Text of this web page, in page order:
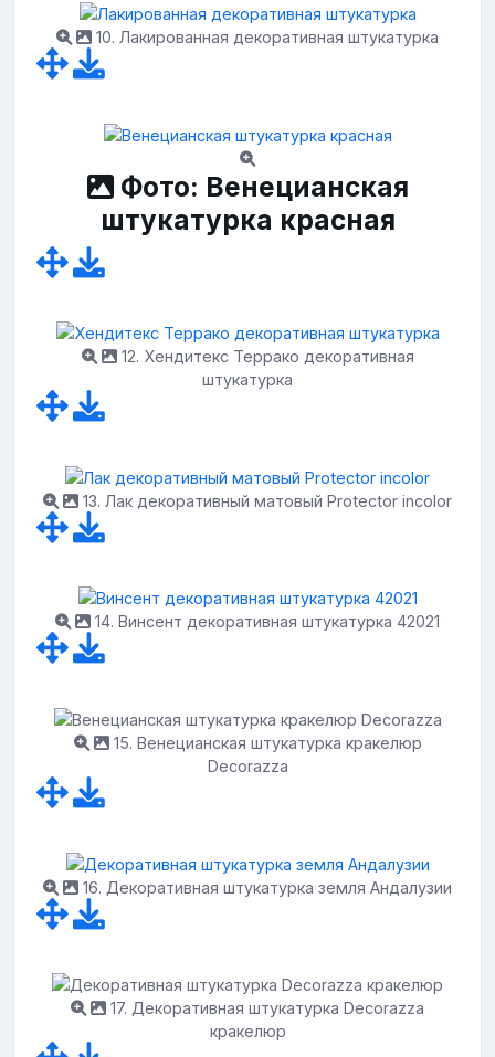
10. Лакированная декоративная штукатурка
Фото: Венецианская
штукатурка красная
12. Хендитекс Террако декоративная
штукатурка
13. Лак декоративный матовый Protector incolor
14. Винсент декоративная штукатурка 42021
15. Венецианская штукатурка кракелюр
Decorazza
16. Декоративная штукатурка земля Андалузии
17. Декоративная штукатурка Decorazza
кракелюр